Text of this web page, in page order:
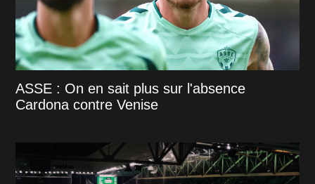
ASSE : On en sait plus sur l'absence
Cardona contre Venise